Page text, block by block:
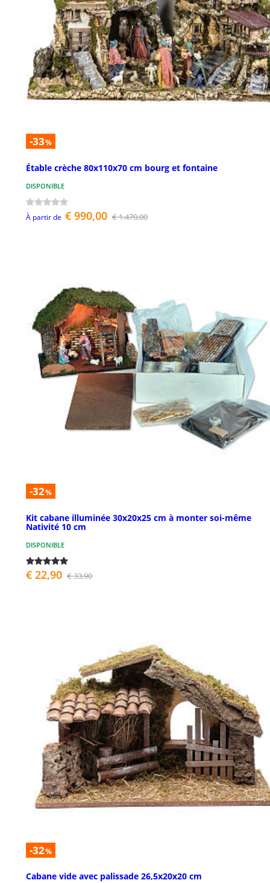
-33%
Étable crèche 80x110x70 cm bourg et fontaine
DISPONIBLE
À partir de € 990,00 € 1.470,00
-32%
Kit cabane illuminée 30x20x25 cm à monter soi-même
Nativité 10 cm
DISPONIBLE
€ 22,90 € 33,90
-32%
Cabane vide avec palissade 26,5x20x20 cm